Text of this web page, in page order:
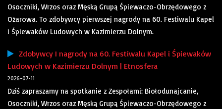
Osoczniki, Wrzos oraz Męską Grupą Śpiewaczo-Obrzędowego z
Ożarowa. To zdobywcy pierwszej nagrody na 60. Festiwalu Kapel
i Śpiewaków Ludowych w Kazimierzu Dolnym.
Zdobywcy I nagrody na 60. Festiwalu Kapel i Śpiewaków
Ludowych w Kazimierzu Dolnym | Etnosfera
2026-07-11
Dziś zapraszamy na spotkanie z Zespołami: Biołodunajcanie,
Osoczniki, Wrzos oraz Męską Grupą Śpiewaczo-Obrzędowego z